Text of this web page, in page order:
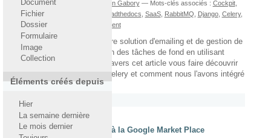
Document
Fichier
Dossier
Formulaire
Image
Collection
Éléments créés depuis
Hier
La semaine dernière
Le mois dernier
écrit le 25/03/2015 Yohann Gabory — Mots-clés associés : Cockpit,
Eventlet
Readthedocs SaaS, RabbitMQ Django, Celery,
Distributed Task Queue
Gevent
Désormais, Cockpit, notre solution d'emailing et de gestion de
contact intègre la gestion des tâches de fond en utilisant
Celery. Nous allons, a travers cet article vous faire découvrir
tous les avantages de Celery et comment nous l'avons intégré
à notre projet.
Intégration de Cockpit à la Google Market Place